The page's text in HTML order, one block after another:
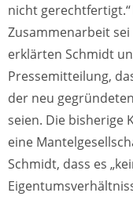
nicht
Zusammenarbeit
erklärten Schmidt
Pressemitteilung,
der neu
seien. Die bisherige
eine
Schmidt, dass es